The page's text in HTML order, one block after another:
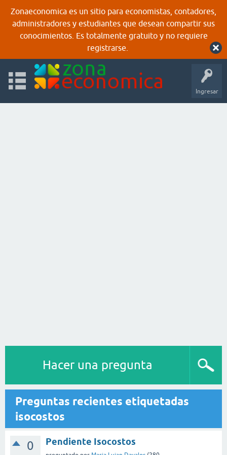
Zonaeconomica es un sitio para economistas, contadores,
administradores y estudiantes que desean compartir sus
conocimientos. Es totalmente gratuito y no requiere
registrarse.
Ingresar
Hacer una pregunta
Preguntas recientes etiquetadas
isocostos
0 Pendiente Isocostos